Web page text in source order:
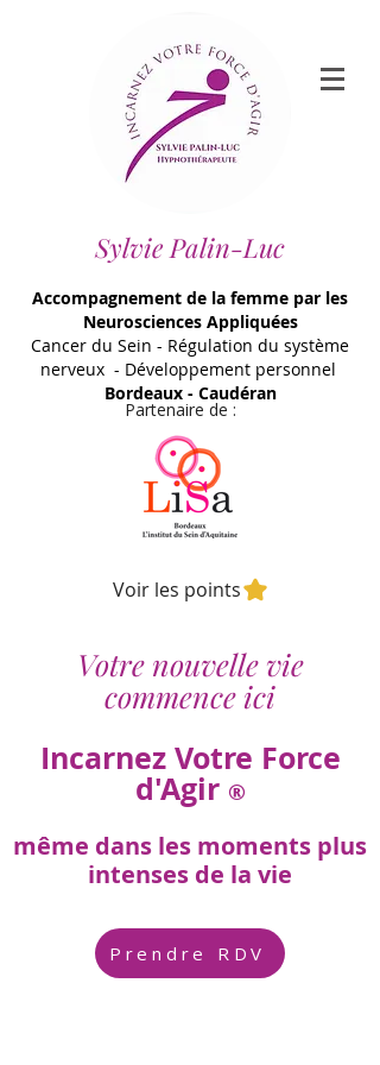
Sylvie Palin-Luc
Accompagnement de la femme par les
Neurosciences Appliquées
Cancer du Sein - Régulation du système
nerveux - Développement personnel
Bordeaux - Caudéran
Partenaire de :
Voir les points
Votre nouvelle vie
commence ici
Incarnez Votre Force
d'Agir ®
même dans les moments plus
intenses de la vie
Prendre RDV